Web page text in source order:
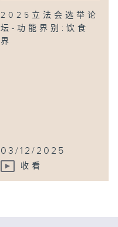
2025立法会选举论
坛-功能界别:饮食
界
03/12/2025
收看